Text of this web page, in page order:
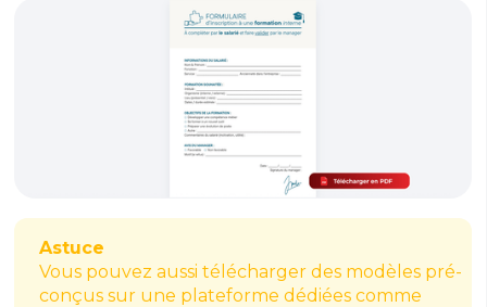
Astuce
Vous pouvez aussi télécharger des modèles pré-
conçus sur une plateforme dédiées comme